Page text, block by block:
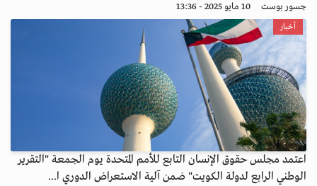
جسور بوست 10 مايو 2025 - 13:36
أخبار
اعتمد مجلس حقوق الإنسان التابع للأمم المتحدة يوم الجمعة "التقرير
الوطني الرابع لدولة الكويت" ضمن آلية الاستعراض الدوري ا...